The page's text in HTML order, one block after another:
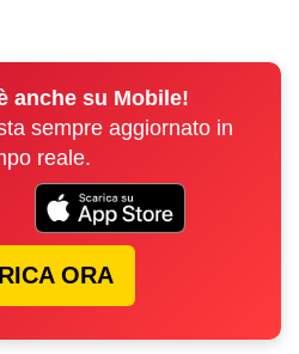
anche su Mobile!
sempre aggiornato in
reale.
ORA